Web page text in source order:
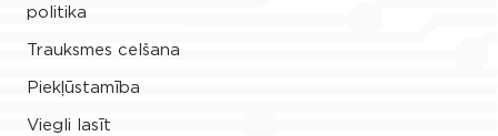
politika
Trauksmes celšana
Piekļūstamība
Viegli lasīt